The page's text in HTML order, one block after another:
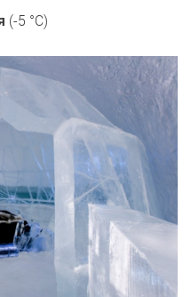
(-5 °С)